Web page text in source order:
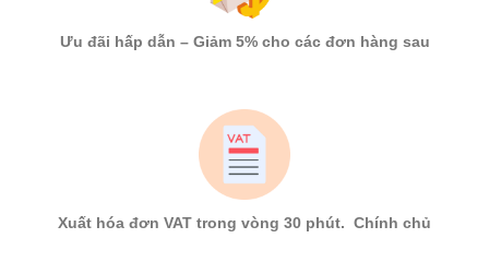
Ưu đãi hấp dẫn – Giảm 5% cho các đơn hàng sau
Xuất hóa đơn VAT trong vòng 30 phút. Chính chủ